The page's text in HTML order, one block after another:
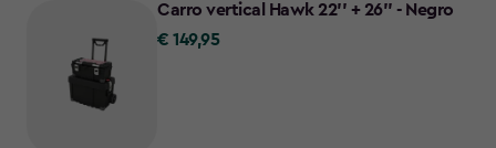
Carro vertical Hawk 22'' + 26'' - Negro
€
€ 149,95